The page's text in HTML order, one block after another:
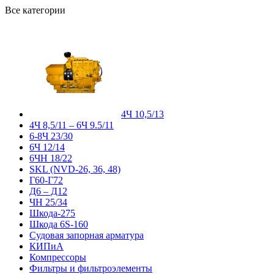
Все категории
4Ч 10,5/13
4Ч 8,5/11 – 6Ч 9.5/11
6-8Ч 23/30
6Ч 12/14
6ЧН 18/22
SKL (NVD-26, 36, 48)
Г60-Г72
Д6 – Д12
ЧН 25/34
Шкода-275
Шкода 6S-160
Судовая запорная арматура
КИПиА
Компрессоры
Фильтры и фильтроэлементы